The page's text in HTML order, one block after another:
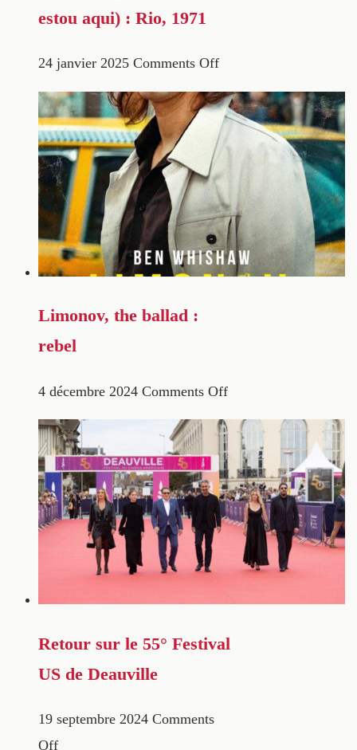
estou aqui) : Rio, 1971
24 janvier 2025 Comments Off
Limonov, the ballad :
rebel
4 décembre 2024 Comments Off
Retour sur le 55° Festival
US de Deauville
19 septembre 2024 Comments
Off